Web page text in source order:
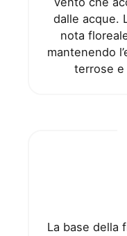
dalle acque.
nota
mantenendo
terrose e
La base della